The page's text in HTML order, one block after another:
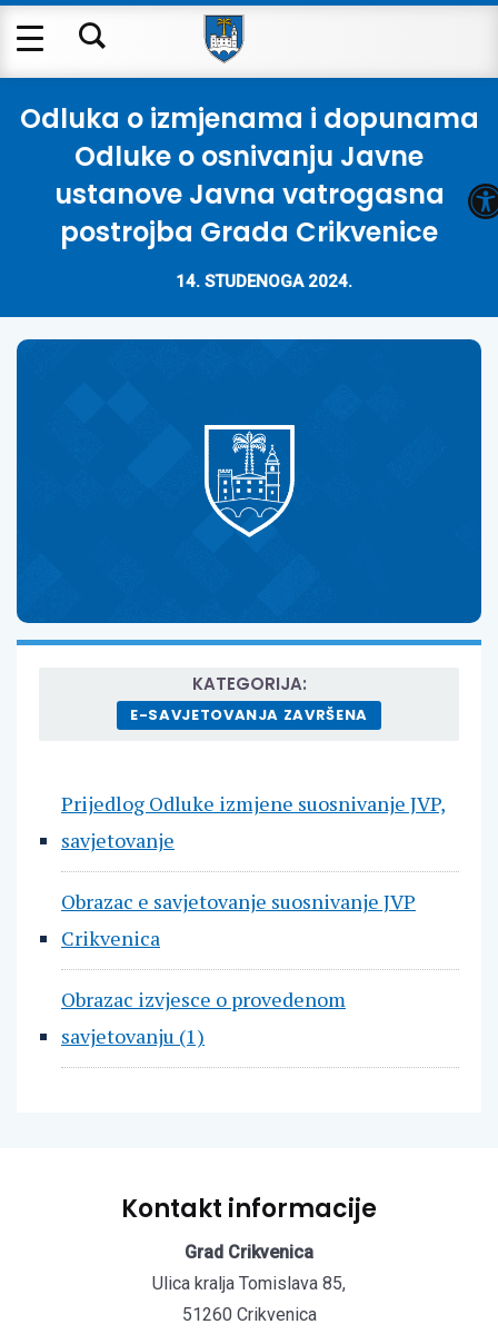
Odluka o izmjenama i dopunama
Odluke o osnivanju Javne
ustanove Javna vatrogasna
postrojba Grada Crikvenice
14. STUDENOGA 2024.
KATEGORIJA:
E-SAVJETOVANJA ZAVRŠENA
Prijedlog Odluke izmjene suosnivanje JVP,
savjetovanje
Obrazac e savjetovanje suosnivanje JVP
Crikvenica
Obrazac izvjesce o provedenom
savjetovanju (1)
Kontakt informacije
Grad Crikvenica
Ulica kralja Tomislava 85,
51260 Crikvenica